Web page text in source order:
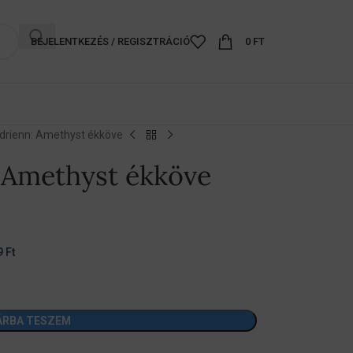
BEJELENTKEZÉS / REGISZTRÁCIÓ 0 FT
Amethyst ékköve
ékköve
Ft
TESZEM